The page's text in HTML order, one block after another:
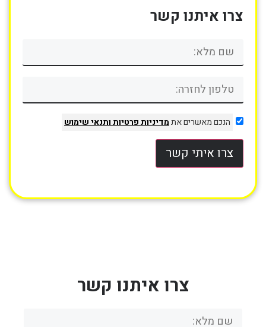
צרו איתנו קשר
הנכם מאשרים אתמדיניות פרטיותותנאי שימוש
צרו איתי קשר
צרו איתנו קשר